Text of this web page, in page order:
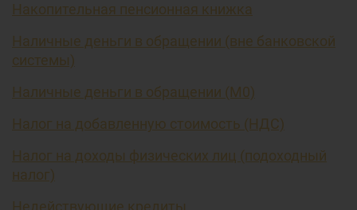
Накопительная пенсионная книжка
Наличные деньги в обращении (вне банковской
системы)
Наличные деньги в обращении (М0)
Налог на добавленную стоимость (НДС)
Налог на доходы физических лиц (подоходный
налог)
Недействующие кредиты